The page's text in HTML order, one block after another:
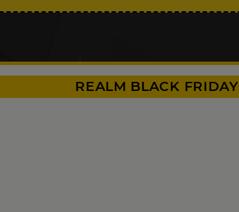
REALM BLACK FRIDAY